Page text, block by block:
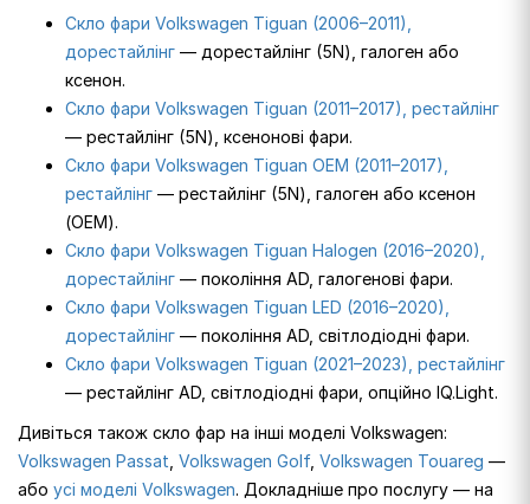
Скло фари Volkswagen Tiguan (2006–2011),
дорестайлінг — дорестайлінг (5N), галоген або
ксенон.
Скло фари Volkswagen Tiguan (2011–2017), рестайлінг
— рестайлінг (5N), ксенонові фари.
Скло фари Volkswagen Tiguan OEM (2011–2017),
рестайлінг — рестайлінг (5N), галоген або ксенон
(OEM).
Скло фари Volkswagen Tiguan Halogen (2016–2020),
дорестайлінг — покоління AD, галогенові фари.
Скло фари Volkswagen Tiguan LED (2016–2020),
дорестайлінг — покоління AD, світлодіодні фари.
Скло фари Volkswagen Tiguan (2021–2023), рестайлінг
— рестайлінг AD, світлодіодні фари, опційно IQ.Light.
Дивіться також скло фар на інші моделі Volkswagen:
Volkswagen Passat Volkswagen Golf, Volkswagen Touareg —
або усі моделі Volkswagen. Докладніше про послугу — на